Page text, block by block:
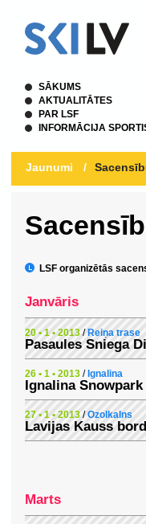
SĀKUMS
AKTUALITĀTES
PAR LSF
INFORMĀCIJA
Jaunumi /
LSF organizētās
Janvāris
20 • 1 • 2013 / Reiņa trase
Pasaules Sniega
26 • 1 • 2013 / Ignalina
Ignalina
27 • 1 • 2013 /Ozolkalns
Lavijas Kauss
Marts